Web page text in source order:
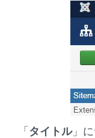
「タイトル」